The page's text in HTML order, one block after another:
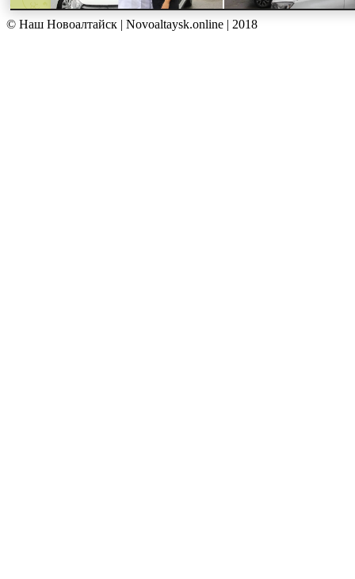
© Наш Новоалтайск | Novoaltaysk.online | 2018